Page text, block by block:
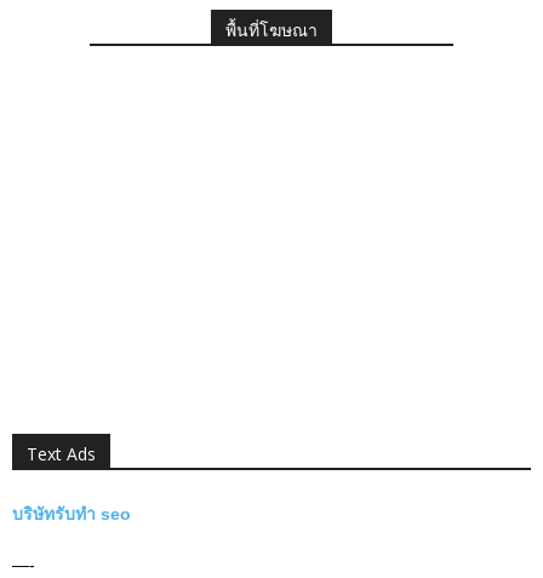
พื้นที่โฆษณา
Text Ads
บริษัทรับทำ seo
—-